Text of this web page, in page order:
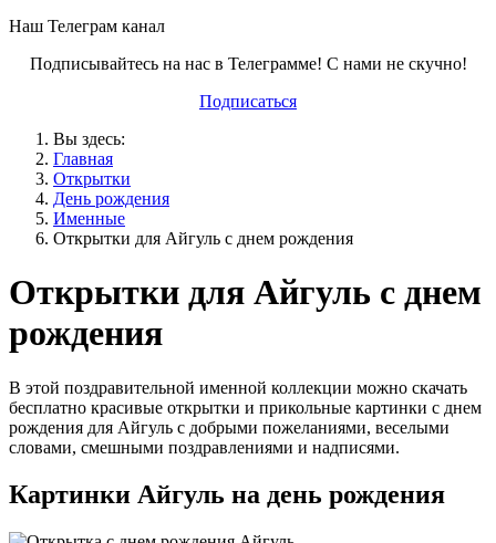
Наш Телеграм канал
Подписывайтесь на нас в Телеграмме! С нами не скучно!
Подписаться
Вы здесь:
Главная
Открытки
День рождения
Именные
Открытки для Айгуль с днем рождения
Открытки для Айгуль с днем
рождения
В этой поздравительной именной коллекции можно скачать
бесплатно красивые открытки и прикольные картинки с днем
рождения для Айгуль с добрыми пожеланиями, веселыми
словами, смешными поздравлениями и надписями.
Картинки Айгуль на день рождения